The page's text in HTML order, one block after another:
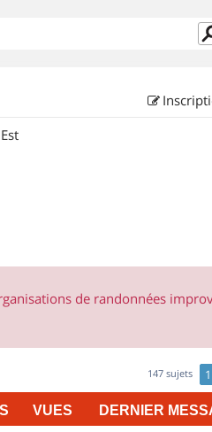
de randonnées
147 sujets 1
VUES DERNIER